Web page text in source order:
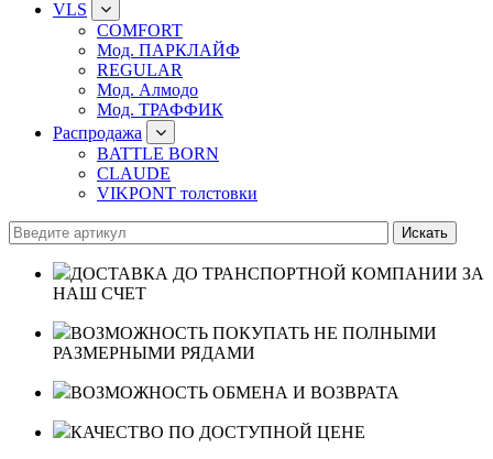
VLS
COMFORT
Мод. ПАРКЛАЙФ
REGULAR
Мод. Алмодо
Мод. ТРАФФИК
Распродажа
BATTLE BORN
CLAUDE
VIKPONT толстовки
ДОСТАВКА ДО ТРАНСПОРТНОЙ КОМПАНИИ ЗА
НАШ СЧЕТ
ВОЗМОЖНОСТЬ ПОКУПАТЬ НЕ ПОЛНЫМИ
РАЗМЕРНЫМИ РЯДАМИ
ВОЗМОЖНОСТЬ ОБМЕНА И ВОЗВРАТА
КАЧЕСТВО ПО ДОСТУПНОЙ ЦЕНЕ